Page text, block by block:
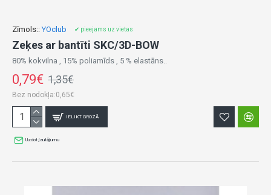
Zīmols:: YOclub ✔ pieejams uz vietas
Zeķes ar bantīti SKC/3D-BOW
80% kokvilna , 15% poliamīds , 5 % elastāns..
0,79€ 1,35€
Bez nodokļa:0,65€
IELIKT GROZĀ
Uzdot jautājumu